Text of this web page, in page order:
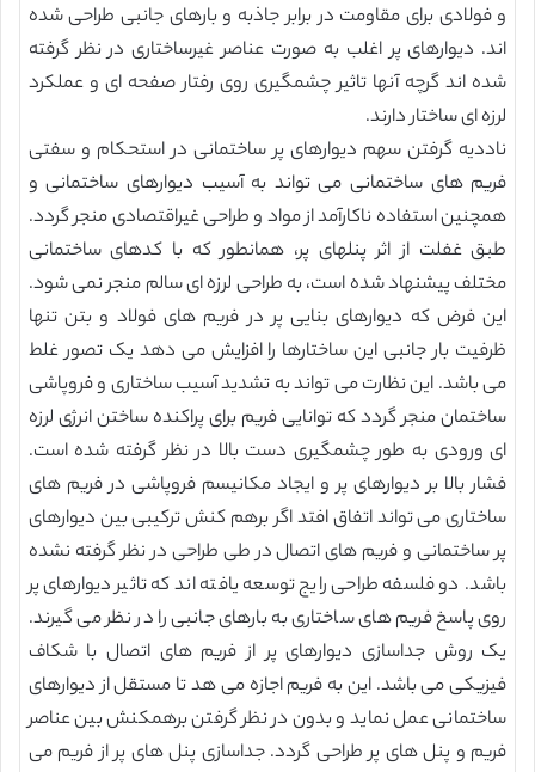
و فولادی برای مقاومت در برابر جاذبه و بارهای جانبی طراحی شده
اند. دیوارهای پر اغلب به صورت عناصر غیرساختاری در نظر گرفته
شده اند گرچه آنها تاثیر چشمگیری روی رفتار صفحه ای و عملکرد
لرزه ای ساختار دارند.
ناددیه گرفتن سهم دیوارهای پر ساختمانی در استحکام و سفتی
فریم های ساختمانی می تواند به آسیب دیوارهای ساختمانی و
همچنین استفاده ناکارآمد از مواد و طراحی غیراقتصادی منجر گردد.
طبق غفلت از اثر پنلهای پر، همانطور که با کدهای ساختمانی
مختلف پیشنهاد شده است، به طراحی لرزه ای سالم منجر نمی شود.
این فرض که دیوارهای بنایی پر در فریم های فولاد و بتن تنها
ظرفیت بار جانبی این ساختارها را افزایش می دهد یک تصور غلط
می باشد. این نظارت می تواند به تشدید آسیب ساختاری و فروپاشی
ساختمان منجر گردد که توانایی فریم برای پراکنده ساختن انرژی لرزه
ای ورودی به طور چشمگیری دست بالا در نظر گرفته شده است.
فشار بالا بر دیوارهای پر و ایجاد مکانیسم فروپاشی در فریم های
ساختاری می تواند اتفاق افتد اگر برهم کنش ترکیبی بین دیوارهای
پر ساختمانی و فریم های اتصال در طی طراحی در نظر گرفته نشده
باشد. دو فلسفه طراحی رایج توسعه یافته اند که تاثیر دیوارهای پر
روی پاسخ فریم های ساختاری به بارهای جانبی را در نظر می گیرند.
یک روش جداسازی دیوارهای پر از فریم های اتصال با شکاف
فیزیکی می باشد. این به فریم اجازه می هد تا مستقل از دیوارهای
ساختمانی عمل نماید و بدون در نظر گرفتن برهمکنش بین عناصر
فریم و پنل های پر طراحی گردد. جداسازی پنل های پر از فریم می